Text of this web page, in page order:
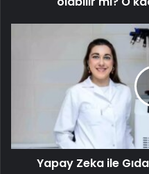
Yapay Zeka ile